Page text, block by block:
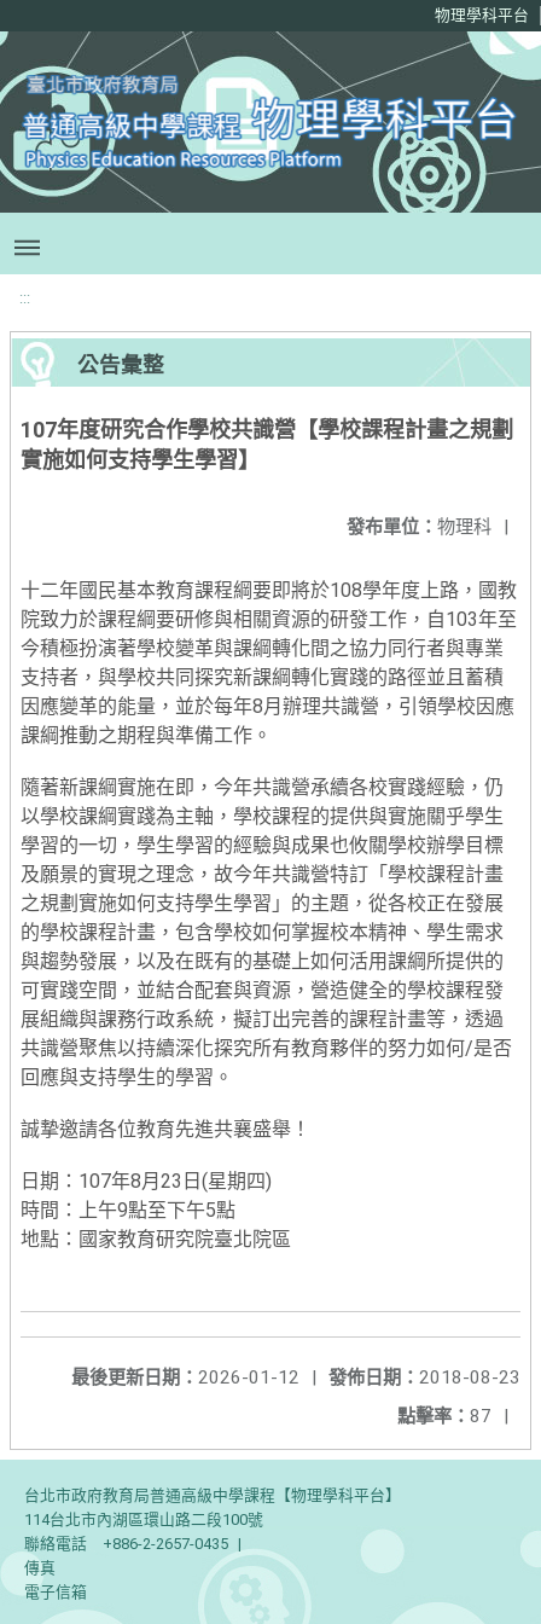
物理學科平台
:::
公告彙整
107年度研究合作學校共識營【學校課程計畫之規劃
實施如何支持學生學習】
發布單位： 物理科 |
十二年國民基本教育課程綱要即將於108學年度上路，國教
院致力於課程綱要研修與相關資源的研發工作，自103年至
今積極扮演著學校變革與課綱轉化間之協力同行者與專業
支持者，與學校共同探究新課綱轉化實踐的路徑並且蓄積
因應變革的能量，並於每年8月辦理共識營，引領學校因應
課綱推動之期程與準備工作。
隨著新課綱實施在即，今年共識營承續各校實踐經驗，仍
以學校課綱實踐為主軸，學校課程的提供與實施關乎學生
學習的一切，學生學習的經驗與成果也攸關學校辦學目標
及願景的實現之理念，故今年共識營特訂「學校課程計畫
之規劃實施如何支持學生學習」的主題，從各校正在發展
的學校課程計畫，包含學校如何掌握校本精神、學生需求
與趨勢發展，以及在既有的基礎上如何活用課綱所提供的
可實踐空間，並結合配套與資源，營造健全的學校課程發
展組織與課務行政系統，擬訂出完善的課程計畫等，透過
共識營聚焦以持續深化探究所有教育夥伴的努力如何/是否
回應與支持學生的學習。
誠摯邀請各位教育先進共襄盛舉！
日期：107年8月23日(星期四)
時間：上午9點至下午5點
地點：國家教育研究院臺北院區
發佈日期： 2018-08-23
最後更新日期： 2026-01-12
|
點擊率： 87 |
台北市政府教育局普通高級中學課程【物理學科平台】
114台北市內湖區環山路二段100號
聯絡電話
+886-2-2657-0435 |
傳真
電子信箱